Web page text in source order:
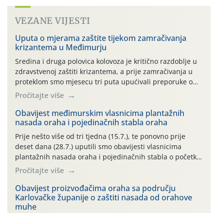
VEZANE VIJESTI
Uputa o mjerama zaštite tijekom zamračivanja
krizantema u Međimurju
Sredina i druga polovica kolovoza je kritično razdoblje u
zdravstvenoj zaštiti krizantema, a prije zamračivanja u
proteklom smo mjesecu tri puta upućivali preporuke o
preventivnim mjerama zaštite krizantema od najčešćih
uzročnika bolesti, štetnika i fito-fagnih grinja (23.7., 14.7.,
06.7.)! Na početku ovog mjeseca je zabilježeno je
povijesno i ekstremno vruće meteorološko razdoblje, uz
najviše temperature […]
Pročitajte više
Obavijest međimurskim vlasnicima plantažnih
nasada oraha i pojedinačnih stabla oraha
Prije nešto više od tri tjedna (15.7.), te ponovno prije
deset dana (28.7.) uputili smo obavijesti vlasnicima
plantažnih nasada oraha i pojedinačnih stabla o početku
leta i ovogodišnjoj potrebi usmjerenog suzbijanja
orahove muhe (Rhagoletis completa)! Već dvanaest dana
traje drugi ovogodišnji “toplinski udar”, koji naročito
izražen zadnja šest dana (31.7.-05.8.), jer najviše
temperature zraka svakodnevno […]
Pročitajte više
Obavijest proizvođačima oraha sa području
Karlovačke županije o zaštiti nasada od orahove
muhe